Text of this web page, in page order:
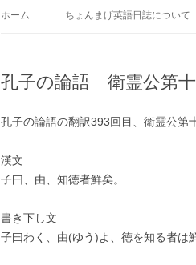
ホーム ちょんまげ英語日誌について
孔子の論語 衛霊公第
孔子の論語の翻訳393回目、衛霊公第
漢文
子曰、由、知徳者鮮矣。
書き下し文
子曰わく、由(ゆう)よ、徳を知る者は